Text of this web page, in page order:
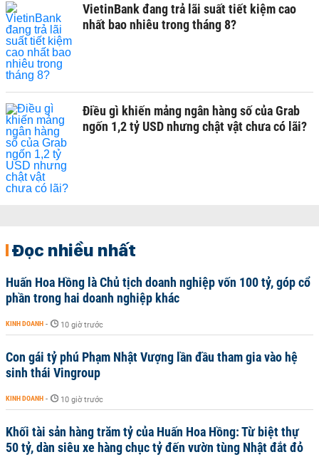
VietinBank đang trả lãi suất tiết kiệm cao
nhất bao nhiêu trong tháng 8?
Điều gì khiến mảng ngân hàng số của Grab
ngốn 1,2 tỷ USD nhưng chật vật chưa có lãi?
Đọc nhiều nhất
Huấn Hoa Hồng là Chủ tịch doanh nghiệp vốn 100 tỷ, góp cổ
phần trong hai doanh nghiệp khác
KINH DOANH - 10 giờ trước
Con gái tỷ phú Phạm Nhật Vượng lần đầu tham gia vào hệ
sinh thái Vingroup
KINH DOANH - 10 giờ trước
Khối tài sản hàng trăm tỷ của Huấn Hoa Hồng: Từ biệt thự
50 tỷ, dàn siêu xe hàng chục tỷ đến vườn tùng Nhật đắt đỏ